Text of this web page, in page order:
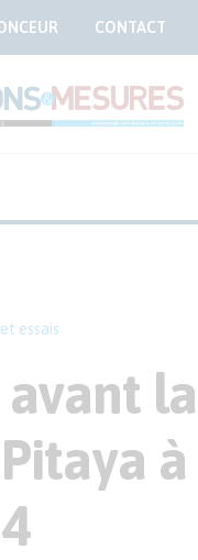
CONTACT
essais
avant